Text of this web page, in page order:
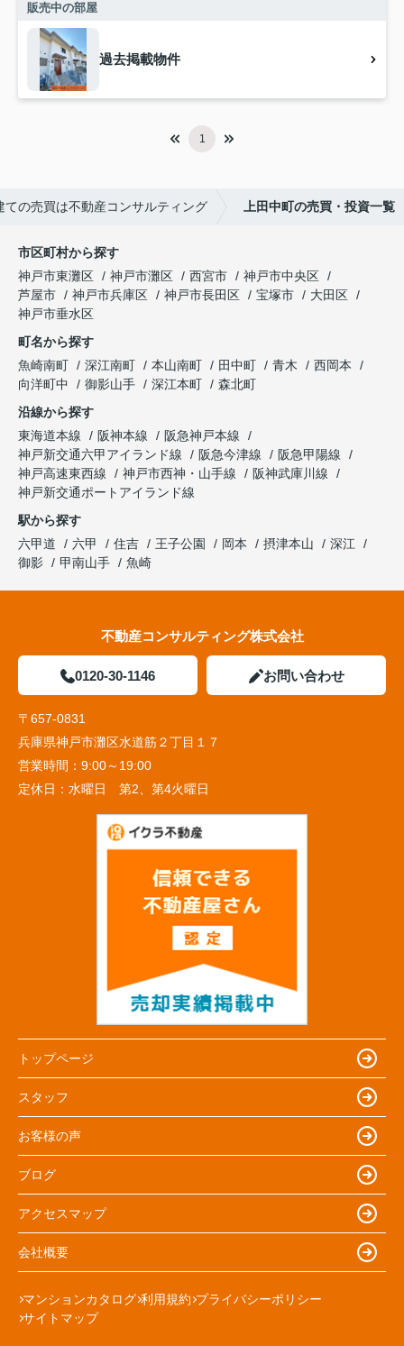
販売中の部屋
過去掲載物件
1
の売買は不動産コンサルティング 上田中町の売買・投資一覧
市区町村から探す
神戸市東灘区
神戸市灘区 西宮市
神戸市中央区
芦屋市
神戸市兵庫区 神戸市長田区 宝塚市
大田区
神戸市垂水区
町名から探す
魚崎南町
深江南町 本山南町 田中町 青木
西岡本
向洋町中
御影山手 深江本町
森北町
沿線から探す
東海道本線
阪神本線
阪急神戸本線
神戸新交通六甲アイランド線
阪急今津線
阪急甲陽線
神戸高速東西線
神戸市西神・山手線
阪神武庫川線
神戸新交通ポートアイランド線
駅から探す
六甲道
六甲 住吉 王子公園 岡本 摂津本山
深江
御影
甲南山手 魚崎
不動産コンサルティング株式会社
0120-30-1146 お問い合わせ
〒657-0831
兵庫県神戸市灘区水道筋２丁目１７
営業時間： 9:00～19:00
定休日： 水曜日 第2、第4火曜日
トップページ
スタッフ
お客様の声
ブログ
アクセスマップ
会社概要
マンションカタログ 利用規約 プライバシーポリシー
サイトマップ